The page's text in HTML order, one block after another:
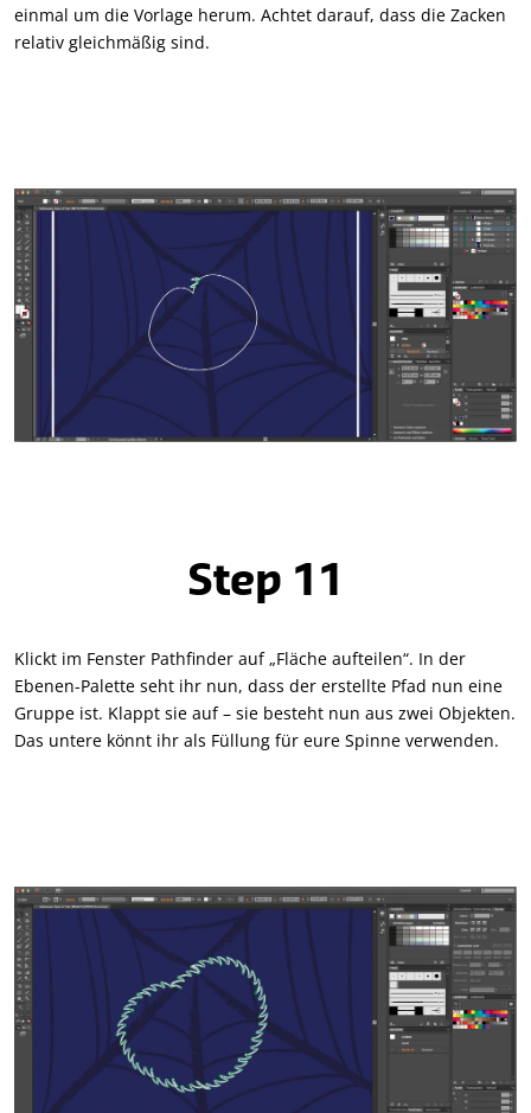
einmal um die Vorlage herum. Achtet darauf, dass die Zacken
relativ gleichmäßig sind.
Step 11
Klickt im Fenster Pathfinder auf „Fläche aufteilen“. In der
Ebenen-Palette seht ihr nun, dass der erstellte Pfad nun eine
Gruppe ist. Klappt sie auf – sie besteht nun aus zwei Objekten.
Das untere könnt ihr als Füllung für eure Spinne verwenden.